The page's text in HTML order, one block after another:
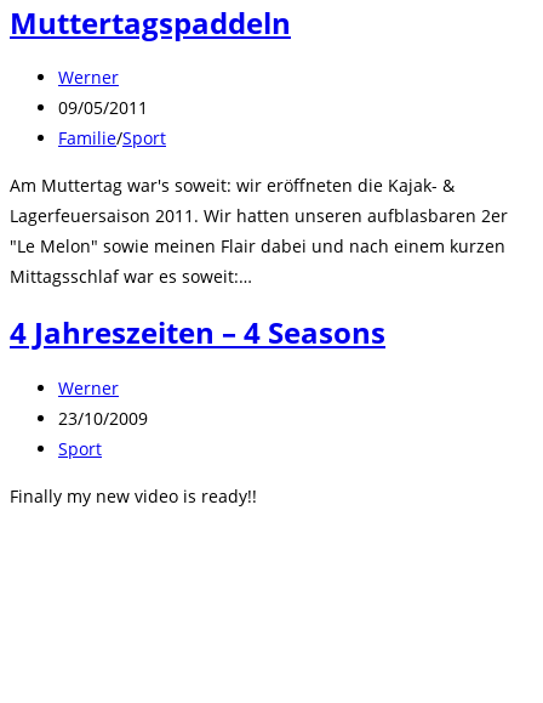
Muttertagspaddeln
Beitrags-
Autor:
Werner
Beitrag
veröffentlicht:
09/05/2011
Beitrags-
Familie/Sport
Am Muttertag war's soweit: wir eröffneten die Kajak- &
Lagerfeuersaison 2011. Wir hatten unseren aufblasbaren 2er
"Le Melon" sowie meinen Flair dabei und nach einem kurzen
Mittagsschlaf war es soweit:…
4 Jahreszeiten – 4 Seasons
Beitrags-
Autor:
Werner
Beitrag
veröffentlicht:
23/10/2009
Beitrags-
Sport
Finally my new video is ready!!